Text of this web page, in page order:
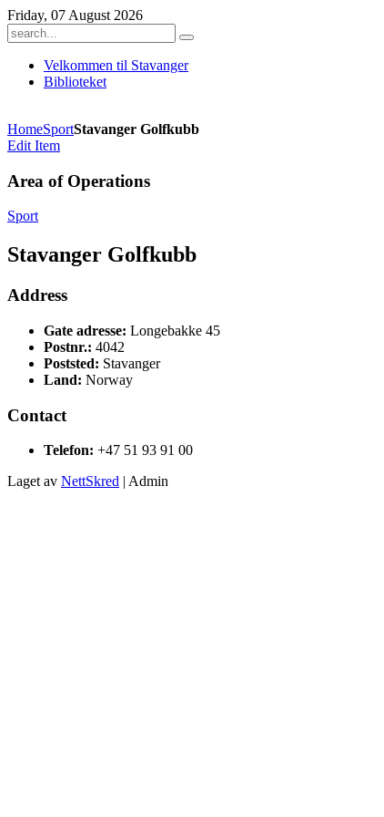
Friday, 07 August 2026
Velkommen til Stavanger
Biblioteket
HomeSportStavanger Golfkubb
Edit Item
Area of Operations
Sport
Stavanger Golfkubb
Address
Gate adresse: Longebakke 45
Postnr.: 4042
Poststed: Stavanger
Land: Norway
Contact
Telefon: +47 51 93 91 00
Laget av NettSkred | Admin